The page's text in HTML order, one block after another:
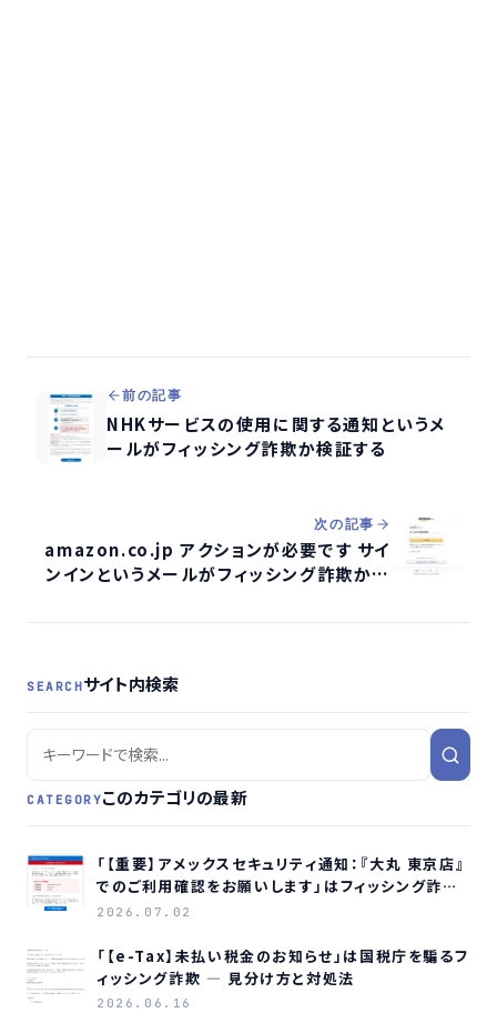
前の記事
NHKサービスの使用に関する通知というメ
ールがフィッシング詐欺か検証する
次の記事
amazon.co.jp アクションが必要です サイ
ンインというメールがフィッシング詐欺か検
SEARCHサイト内検索
CATEGORYこのカテゴリの最新
「【重要】アメックスセキュリティ通知：『大丸 東京店』
でのご利用確認をお願いします」はフィッシング詐欺
メールです
2026.07.02
「【e-Tax】未払い税金のお知らせ」は国税庁を騙るフ
ィッシング詐欺 ― 見分け方と対処法
2026.06.16